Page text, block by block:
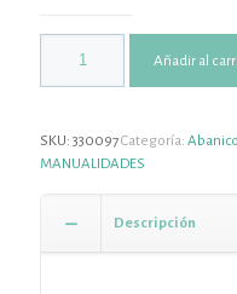
Añadir al
SKU: 330097Categoría:
MANUALIDADES
Descripción